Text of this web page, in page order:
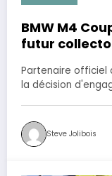
BMW M4
futur
Partenaire officiel
la décision
Steve Jolibois